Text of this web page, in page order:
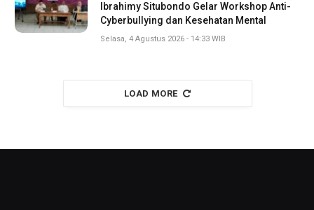
Ibrahimy Situbondo Gelar Workshop Anti-
Cyberbullying dan Kesehatan Mental
Selasa, 4 Agustus 2026 - 14:33 WIB
LOAD MORE